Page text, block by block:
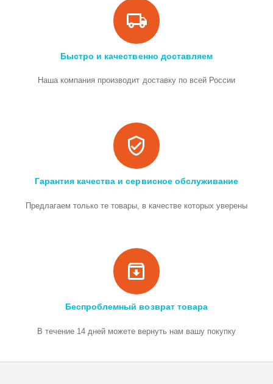
Быстро и качественно доставляем
Наша компания производит доставку по всей России
Гарантия качества и сервисное обслуживание
Предлагаем только те товары, в качестве которых уверены
Беспроблемный возврат товара
В течение 14 дней можете вернуть нам вашу покупку